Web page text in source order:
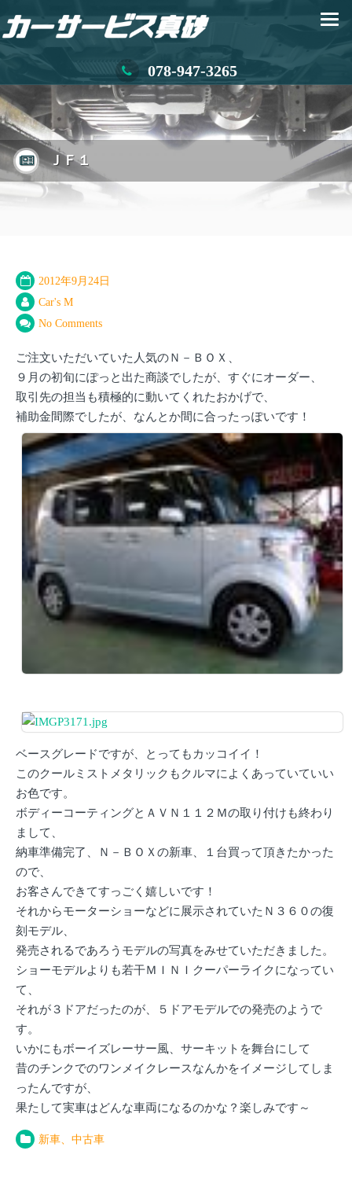
078-947-3265
ＪＦ１
2012年9月24日
Car's M
No Comments
ご注文いただいていた人気のＮ－ＢＯＸ、
９月の初旬にぽっと出た商談でしたが、すぐにオーダー、
取引先の担当も積極的に動いてくれたおかげで、
補助金間際でしたが、なんとか間に合ったっぽいです！
ベースグレードですが、とってもカッコイイ！
このクールミストメタリックもクルマによくあっていていい
お色です。
ボディーコーティングとＡＶＮ１１２Ｍの取り付けも終わり
まして、
納車準備完了、Ｎ－ＢＯＸの新車、１台買って頂きたかった
ので、
お客さんできてすっごく嬉しいです！
それからモーターショーなどに展示されていたＮ３６０の復
刻モデル、
発売されるであろうモデルの写真をみせていただきました。
ショーモデルよりも若干ＭＩＮＩクーパーライクになってい
て、
それが３ドアだったのが、５ドアモデルでの発売のようで
す。
いかにもボーイズレーサー風、サーキットを舞台にして
昔のチンクでのワンメイクレースなんかをイメージしてしま
ったんですが、
果たして実車はどんな車両になるのかな？楽しみです～
新車、中古車